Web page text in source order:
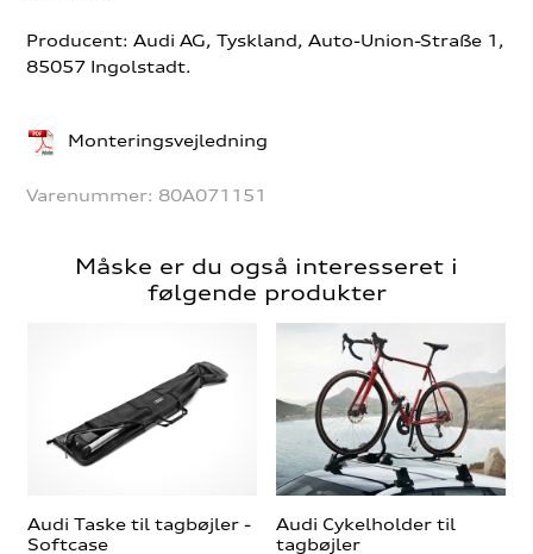
Producent: Audi AG, Tyskland, Auto-Union-Straße 1,
85057 Ingolstadt.
Monteringsvejledning
Varenummer: 80A071151
Måske er du også interesseret i
følgende produkter
Audi Taske til tagbøjler -
Softcase
Audi Cykelholder til
tagbøjler